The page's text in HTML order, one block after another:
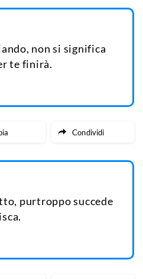
non si significa
te finirà.
Condividi
purtroppo succede